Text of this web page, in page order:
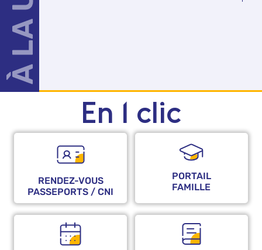
En 1 clic
RENDEZ-VOUS
PASSEPORTS / CNI
PORTAIL
FAMILLE